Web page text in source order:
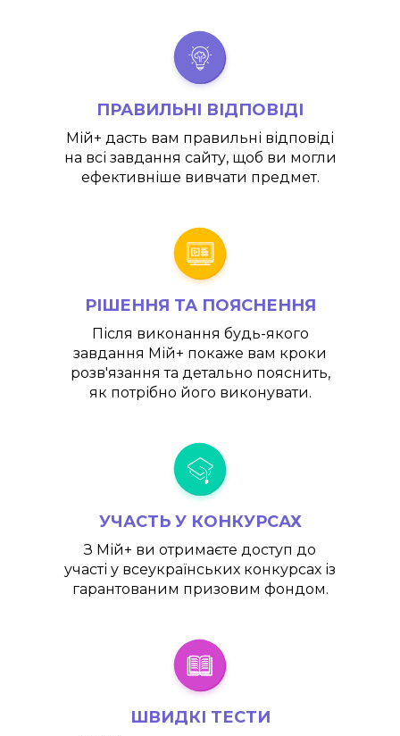
ПРАВИЛЬНІ ВІДПОВІДІ
Мій+ дасть вам правильні відповіді
на всі завдання сайту, щоб ви могли
ефективніше вивчати предмет.
РІШЕННЯ ТА ПОЯСНЕННЯ
Після виконання будь-якого
завдання Мій+ покаже вам кроки
розв'язання та детально пояснить,
як потрібно його виконувати.
УЧАСТЬ У КОНКУРСАХ
З Мій+ ви отримаєте доступ до
участі у всеукраїнських конкурсах із
гарантованим призовим фондом.
ШВИДКІ ТЕСТИ